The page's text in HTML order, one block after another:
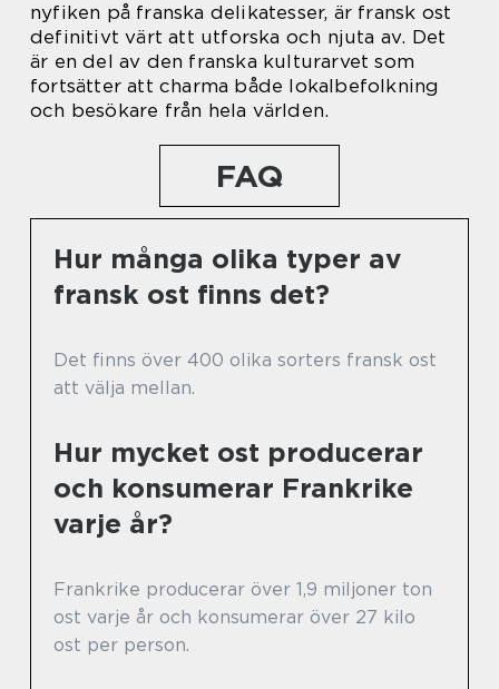
nyfiken på franska delikatesser, är fransk ost
definitivt värt att utforska och njuta av. Det
är en del av den franska kulturarvet som
fortsätter att charma både lokalbefolkning
och besökare från hela världen.
FAQ
Hur många olika typer av
fransk ost finns det?
Det finns över 400 olika sorters fransk ost
att välja mellan.
Hur mycket ost producerar
och konsumerar Frankrike
varje år?
Frankrike producerar över 1,9 miljoner ton
ost varje år och konsumerar över 27 kilo
ost per person.